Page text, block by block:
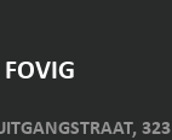
323